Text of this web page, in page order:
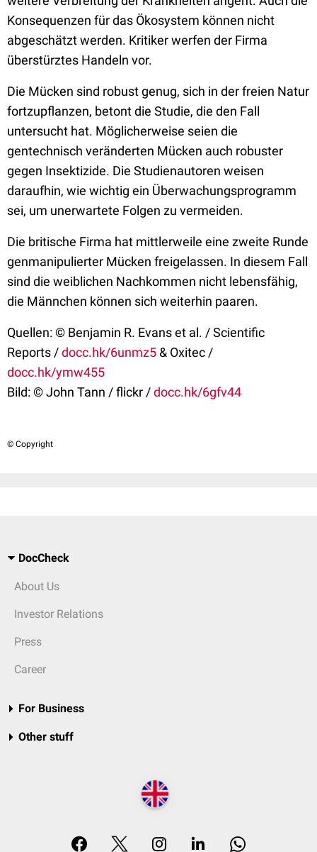
Konsequenzen für das Ökosystem können nicht
abgeschätzt werden. Kritiker werfen der Firma
überstürztes Handeln vor.
Die Mücken sind robust genug, sich in der freien Natur
fortzupflanzen, betont die Studie, die den Fall
untersucht hat. Möglicherweise seien die
gentechnisch veränderten Mücken auch robuster
gegen Insektizide. Die Studienautoren weisen
daraufhin, wie wichtig ein Überwachungsprogramm
sei, um unerwartete Folgen zu vermeiden.
Die britische Firma hat mittlerweile eine zweite Runde
genmanipulierter Mücken freigelassen. In diesem Fall
sind die weiblichen Nachkommen nicht lebensfähig,
die Männchen können sich weiterhin paaren.
Quellen: © Benjamin R. Evans et al. / Scientific
Reports /docc.hk/6unmz5 & Oxitec /
docc.hk/ymw455
Bild: © John Tann / flickr /docc.hk/6gfv44
© Copyright
DocCheck
About Us
Investor Relations
Press
Career
For Business
Other stuff